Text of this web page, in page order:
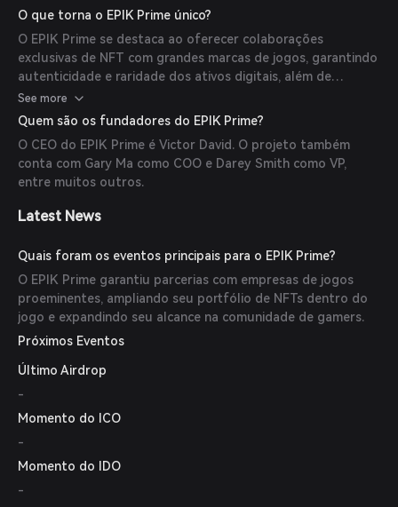
plataformas de jogos.
O que torna o EPIK Prime único?
O EPIK Prime se destaca ao oferecer colaborações
exclusivas de NFT com grandes marcas de jogos, garantindo
autenticidade e raridade dos ativos digitais, além de
promover uma integração perfeita dos NFTs nas
experiências de jogos convencionais.
See more
Quem são os fundadores do EPIK Prime?
O CEO do EPIK Prime é Victor David. O projeto também
conta com Gary Ma como COO e Darey Smith como VP,
entre muitos outros.
Latest News
Quais foram os eventos principais para o EPIK Prime?
O EPIK Prime garantiu parcerias com empresas de jogos
proeminentes, ampliando seu portfólio de NFTs dentro do
jogo e expandindo seu alcance na comunidade de gamers.
Próximos Eventos
Último Airdrop
-
Momento do ICO
-
Momento do IDO
-